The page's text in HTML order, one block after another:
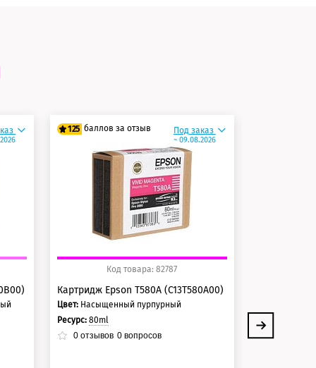
125 баллов за отзыв Под заказ
~ 09.08.2026
Код товара: 82787
Картридж Epson T580A (C13T580A00)
Цвет: Насыщенный пурпурный
Ресурс: 80ml
0отзывов 0вопросов
Ресурс: